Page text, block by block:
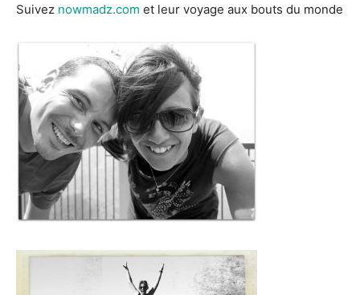
Suivez nowmadz.com et leur voyage aux bouts du monde